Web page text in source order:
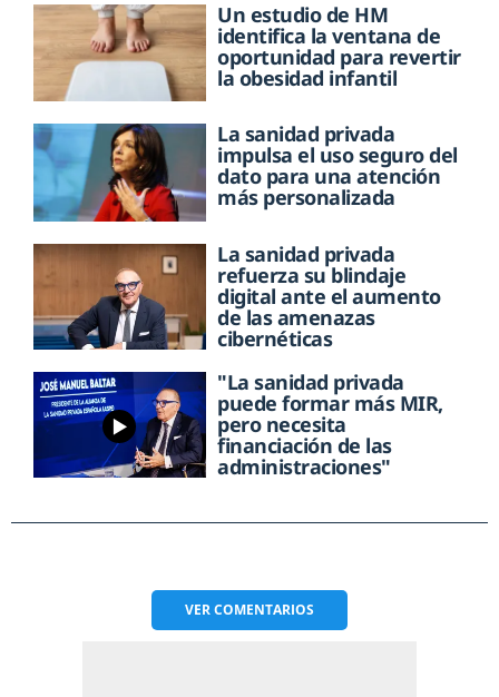
Un estudio de HM
identifica la ventana de
oportunidad para revertir
la obesidad infantil
La sanidad privada
impulsa el uso seguro del
dato para una atención
más personalizada
La sanidad privada
refuerza su blindaje
digital ante el aumento
de las amenazas
cibernéticas
"La sanidad privada
puede formar más MIR,
pero necesita
financiación de las
administraciones"
VERCOMENTARIOS